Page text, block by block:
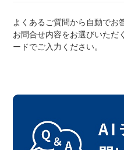
ネット店と店舗の違いをご
お知らせ
よくあるご質問から自動でお
お問合せ内容をお選びいただ
ードでご入力ください。